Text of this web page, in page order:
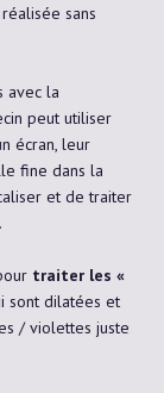
sans
avec la
peut utiliser
écran, leur
fine dans la
et de traiter
traiter les «
sont dilatées et
/ violettes juste